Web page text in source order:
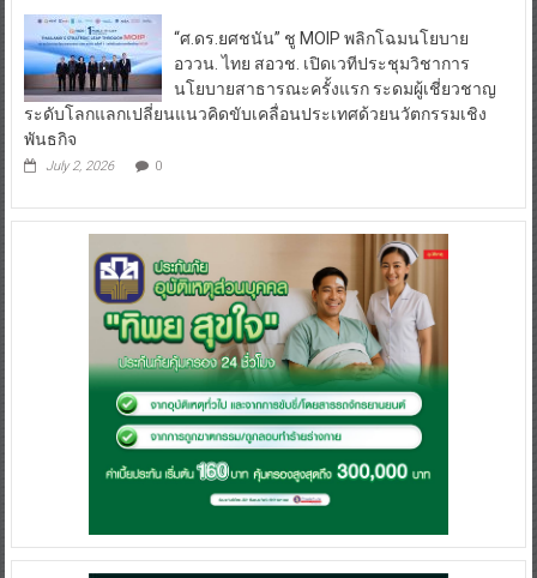
“ศ.ดร.ยศชนัน” ชู MOIP พลิกโฉมนโยบาย
อววน. ไทย สอวช. เปิดเวทีประชุมวิชาการ
นโยบายสาธารณะครั้งแรก ระดมผู้เชี่ยวชาญ
ระดับโลกแลกเปลี่ยนแนวคิดขับเคลื่อนประเทศด้วยนวัตกรรมเชิง
พันธกิจ
July 2, 2026 0